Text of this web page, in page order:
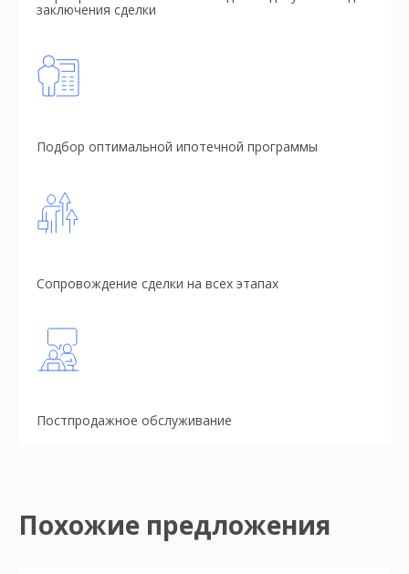
заключения сделки
Подбор оптимальной ипотечной программы
Сопровождение сделки на всех этапах
Постпродажное обслуживание
Похожие предложения